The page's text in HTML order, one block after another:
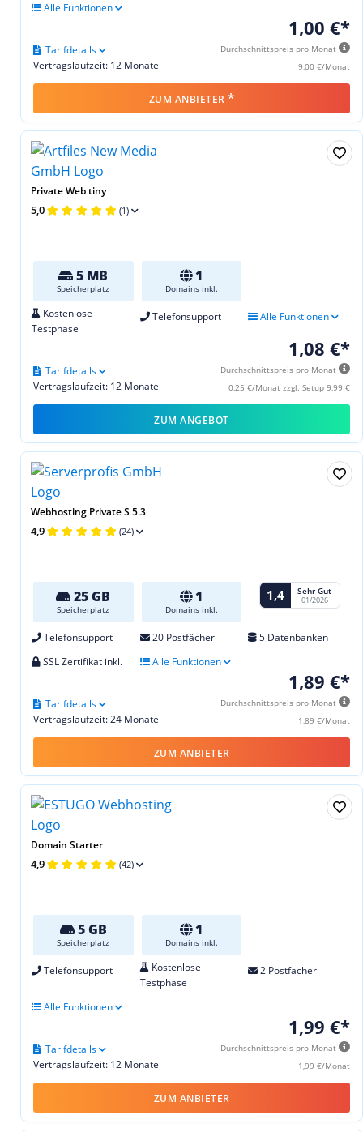
Alle Funktionen
1,00 €*
Durchschnittspreis pro Monat
9,00 €/Monat
Vertragslaufzeit: 12 Monate
Tarifdetails
ZUM ANBIETER *
Private Web tiny
5,0 (1)
5 MB
Speicherplatz
1
Domains inkl.
Kostenlose
Testphase
Telefonsupport Alle Funktionen
1,08 €*
Durchschnittspreis pro Monat
0,25 €/Monat zzgl. Setup 9,99 €
Vertragslaufzeit: 12 Monate
Tarifdetails
ZUM ANGEBOT
Webhosting Private S 5.3
4,9 (24)
25 GB
Speicherplatz
1
Domains inkl.
1,4 Sehr Gut
01/2026
Telefonsupport 20 Postfächer
5 Datenbanken
SSL Zertifikat inkl.
Alle Funktionen
1,89 €*
Durchschnittspreis pro Monat
1,89 €/Monat
Vertragslaufzeit: 24 Monate
Tarifdetails
ZUM ANBIETER
Domain Starter
4,9 (42)
5 GB
Speicherplatz
1
Domains inkl.
Telefonsupport
Kostenlose
Testphase
2 Postfächer
Alle Funktionen
1,99 €*
Durchschnittspreis pro Monat
1,99 €/Monat
Vertragslaufzeit: 12 Monate
Tarifdetails
ZUM ANBIETER